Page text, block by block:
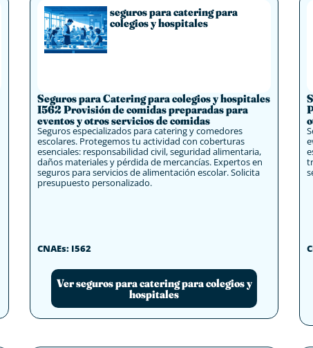
seguros para catering para
colegios y hospitales
Seguros para Catering para colegios y hospitales
I562 Provisión de comidas preparadas para
eventos y otros servicios de comidas
Seguros especializados para catering y comedores
escolares. Protegemos tu actividad con coberturas
esenciales: responsabilidad civil, seguridad alimentaria,
daños materiales y pérdida de mercancías. Expertos en
seguros para servicios de alimentación escolar. Solicita
presupuesto personalizado.
CNAEs: I562
Ver seguros para catering para colegios y
hospitales